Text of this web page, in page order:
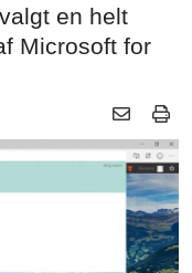
en helt
Microsoft for